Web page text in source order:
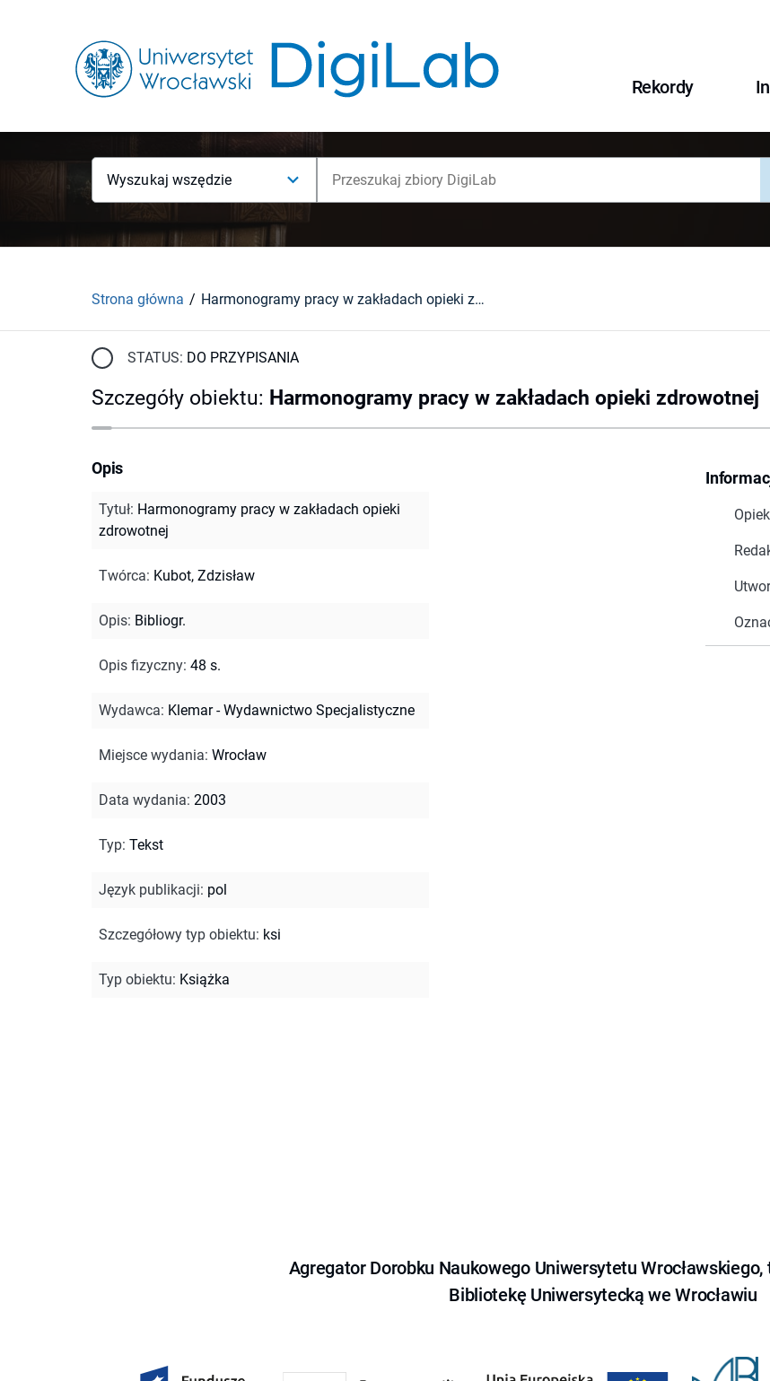
Rekordy
Wyszukaj wszędzie
Strona główna Harmonogramy pracy w zakładach opieki zdrowotnej
STATUS: DO PRZYPISANIA
Szczegóły obiektu: Harmonogramy pracy w zakładach opieki zdrowotnej
Opis
Tytuł: Harmonogramy pracy w zakładach opieki
zdrowotnej
Twórca: Kubot, Zdzisław
Opis: Bibliogr.
Opis fizyczny: 48 s.
Wydawca: Klemar - Wydawnictwo Specjalistyczne
Miejsce wydania: Wrocław
Data wydania: 2003
Typ: Tekst
Język publikacji: pol
Szczegółowy typ obiektu: ksi
Typ obiektu: Książka
Agregator Dorobku Naukowego Uniwersytetu
Bibliotekę Uniwersytecką we Wrocławiu